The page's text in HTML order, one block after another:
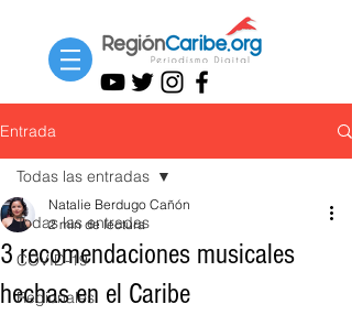
Entrada
Todas las entradas
COVID-19
Regionales
Todas las entradas
3 recomendaciones musicales
hechas en el Caribe
Natalie Berdugo Cañón
2 min de lectura